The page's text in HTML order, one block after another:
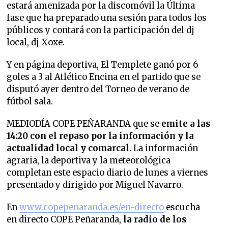
estará amenizada por la discomóvil la Última
fase que ha preparado una sesión para todos los
públicos y contará con la participación del dj
local, dj Xoxe.
Y en página deportiva, El Templete ganó por 6
goles a 3 al Atlético Encina en el partido que se
disputó ayer dentro del Torneo de verano de
fútbol sala.
MEDIODÍA COPE PEÑARANDA que se emite a las
14:20 con el repaso por la información y la
actualidad local y comarcal.La información
agraria, la deportiva y la meteorológica
completan este espacio diario de lunes a viernes
presentado y dirigido por Miguel Navarro.
Enwww.copepenaranda.es/en-directo escucha
en directo COPE Peñaranda, la radio de los